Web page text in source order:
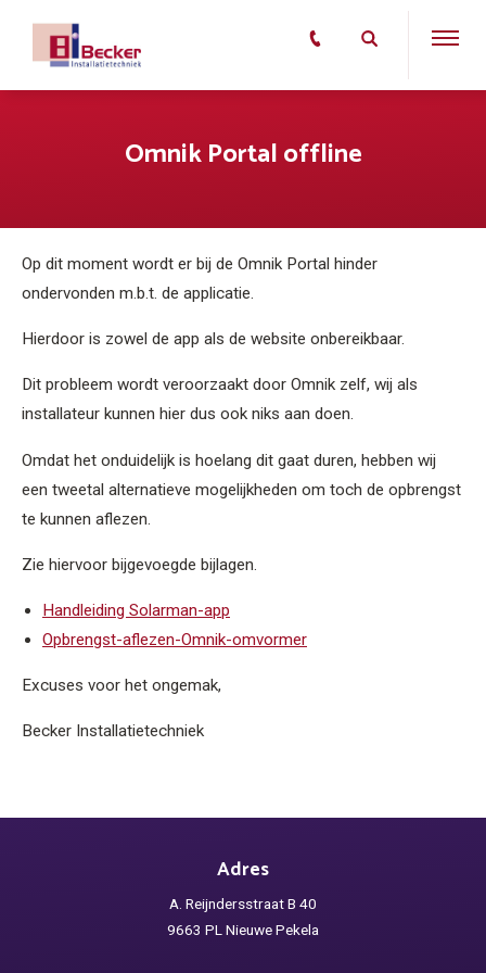
Omnik Portal offline
Op dit moment wordt er bij de Omnik Portal hinder
ondervonden m.b.t. de applicatie.
Hierdoor is zowel de app als de website onbereikbaar.
Dit probleem wordt veroorzaakt door Omnik zelf, wij als
installateur kunnen hier dus ook niks aan doen.
Omdat het onduidelijk is hoelang dit gaat duren, hebben wij
een tweetal alternatieve mogelijkheden om toch de opbrengst
te kunnen aflezen.
Zie hiervoor bijgevoegde bijlagen.
Handleiding Solarman-app
Opbrengst-aflezen-Omnik-omvormer
Excuses voor het ongemak,
Becker Installatietechniek
Adres
A. Reijndersstraat B 40
9663 PL Nieuwe Pekela